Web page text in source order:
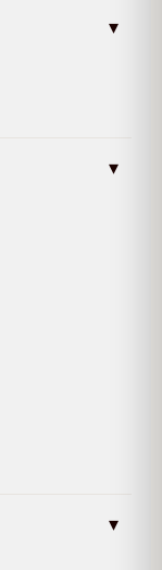
▾
▾
▾